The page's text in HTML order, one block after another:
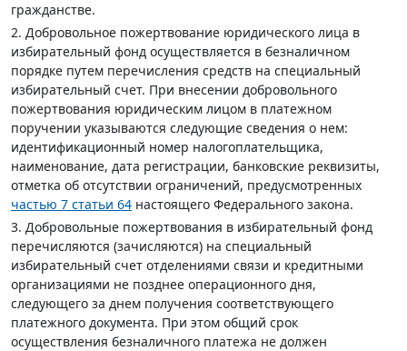
гражданстве.
2. Добровольное пожертвование юридического лица в
избирательный фонд осуществляется в безналичном
порядке путем перечисления средств на специальный
избирательный счет. При внесении добровольного
пожертвования юридическим лицом в платежном
поручении указываются следующие сведения о нем:
идентификационный номер налогоплательщика,
наименование, дата регистрации, банковские реквизиты,
отметка об отсутствии ограничений, предусмотренных
частью 7 статьи 64 настоящего Федерального закона.
3. Добровольные пожертвования в избирательный фонд
перечисляются (зачисляются) на специальный
избирательный счет отделениями связи и кредитными
организациями не позднее операционного дня,
следующего за днем получения соответствующего
платежного документа. При этом общий срок
осуществления безналичного платежа не должен